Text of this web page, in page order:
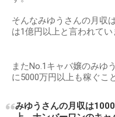
そんなみゆうさんの月収
は1億円以上と言われてい
またNo.1キャバ嬢のみゆ
に5000万円以上も稼ぐこ
みゆうさんの月収は